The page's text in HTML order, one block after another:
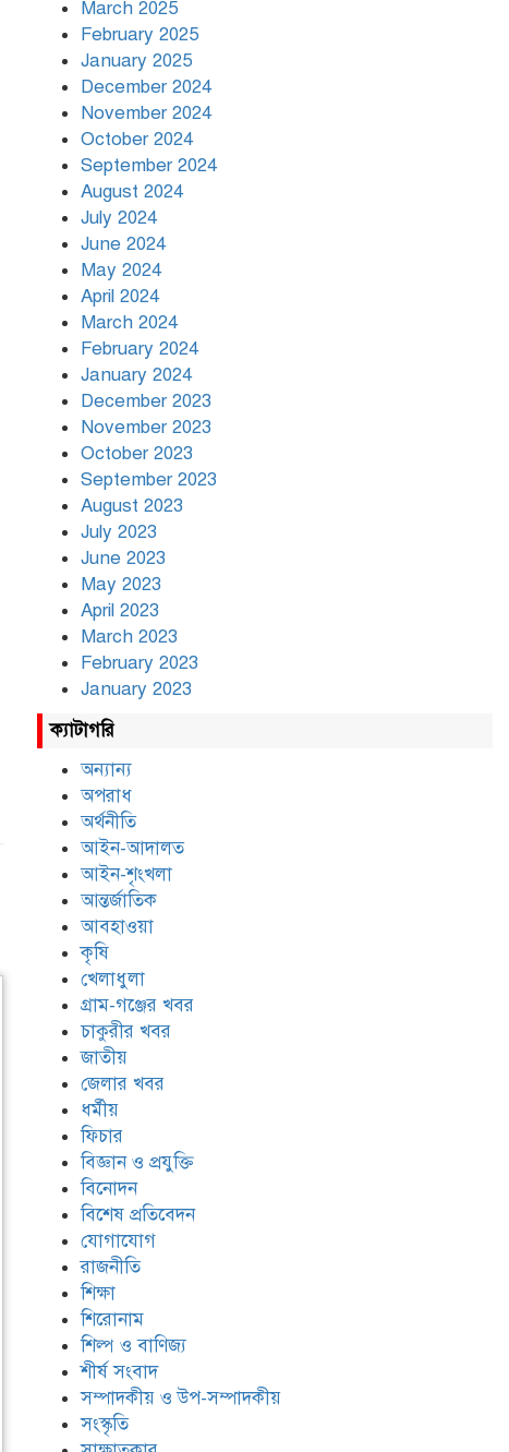
March 2025
February 2025
January 2025
December 2024
November 2024
October 2024
September 2024
August 2024
July 2024
June 2024
May 2024
April 2024
March 2024
February 2024
January 2024
December 2023
November 2023
October 2023
September 2023
August 2023
July 2023
June 2023
May 2023
April 2023
March 2023
February 2023
January 2023
ক্যাটাগরি
অন্যান্য
অপরাধ
অর্থনীতি
আইন-আদালত
আইন-শৃংখলা
আন্তর্জাতিক
আবহাওয়া
কৃষি
খেলাধুলা
গ্রাম-গঞ্জের খবর
চাকুরীর খবর
জাতীয়
জেলার খবর
ধর্মীয়
ফিচার
বিজ্ঞান ও প্রযুক্তি
বিনোদন
বিশেষ প্রতিবেদন
যোগাযোগ
রাজনীতি
শিক্ষা
শিরোনাম
শিল্প ও বাণিজ্য
শীর্ষ সংবাদ
সম্পাদকীয় ও উপ-সম্পাদকীয়
সংস্কৃতি